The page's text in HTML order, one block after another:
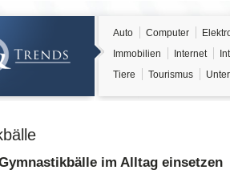
Auto Computer
Immobilien
Internet
Tiere
Tourismus
im Alltag einsetzen